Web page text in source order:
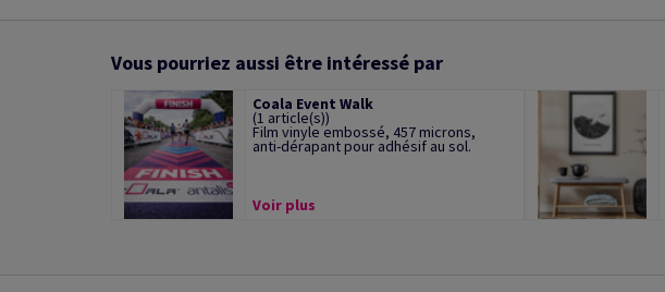
Vous pourriez aussi être intéressé par
Coala Event Walk
(1 article(s))
Film vinyle embossé, 457 microns,
anti-dérapant pour adhésif au sol.
Voir plus